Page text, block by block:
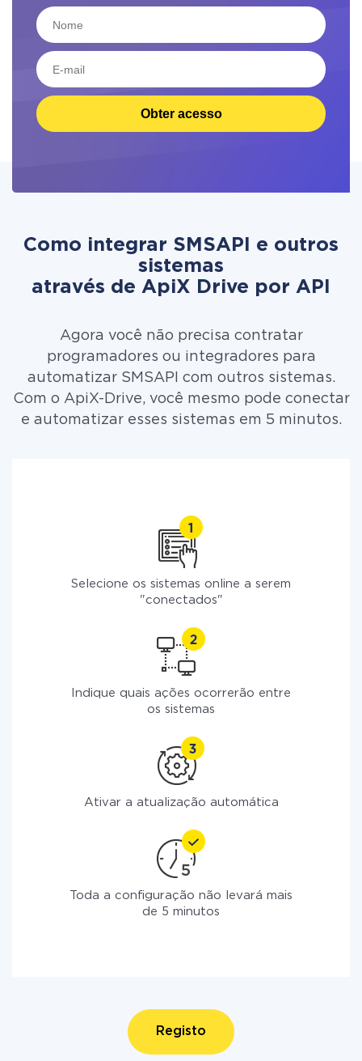
Obter acesso
Como integrar SMSAPI e outros
sistemas
através de ApiX Drive por API
Agora você não precisa contratar
programadores ou integradores para
automatizar SMSAPI com outros sistemas.
Com o ApiX-Drive, você mesmo pode conectar
e automatizar esses sistemas em 5 minutos.
Selecione os sistemas online a serem
"conectados"
Indique quais ações ocorrerão entre
os sistemas
Ativar a atualização automática
Toda a configuração não levará mais
de 5 minutos
Registo